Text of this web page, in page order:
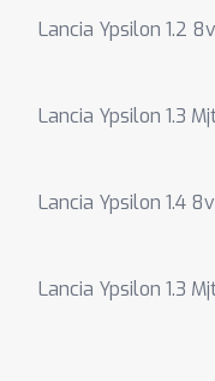
Lancia Ypsilon 1.2
Lancia Ypsilon 1.3
Lancia Ypsilon 1.4
Lancia Ypsilon 1.3